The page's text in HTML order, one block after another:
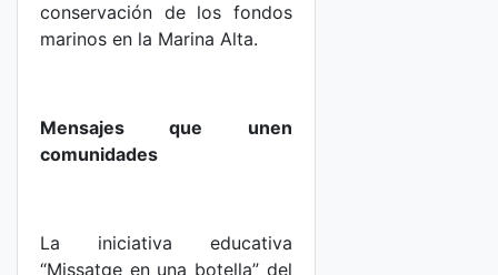
conservación de los fondos
marinos en la Marina Alta.
Mensajes que unen
comunidades
La iniciativa educativa
“Missatge en una botella” del